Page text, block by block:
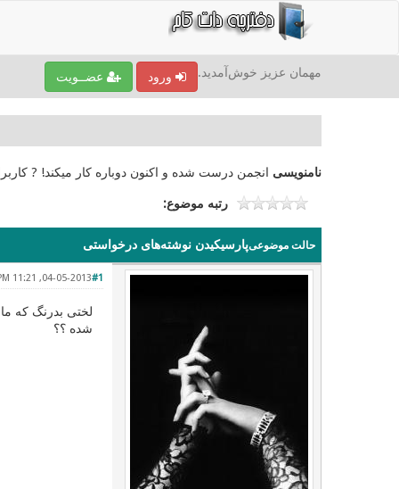
ورود عضــویت مهمان عزیز خوش‌آمدید.
نامنویسی انجمن درست شده و اکنون دوباره کار میکند! ?
رتبه موضوع:
حالت موضوعیپارسیکیدن نوشته‌های درخواستی
#1
04-05-2013, 11:21 PM
لختی بدرنگ که
شده ؟؟